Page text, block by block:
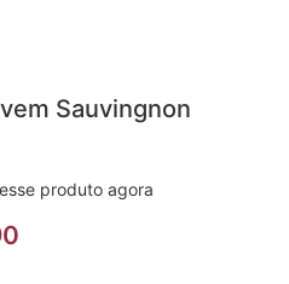
Sauvingnon
produto agora